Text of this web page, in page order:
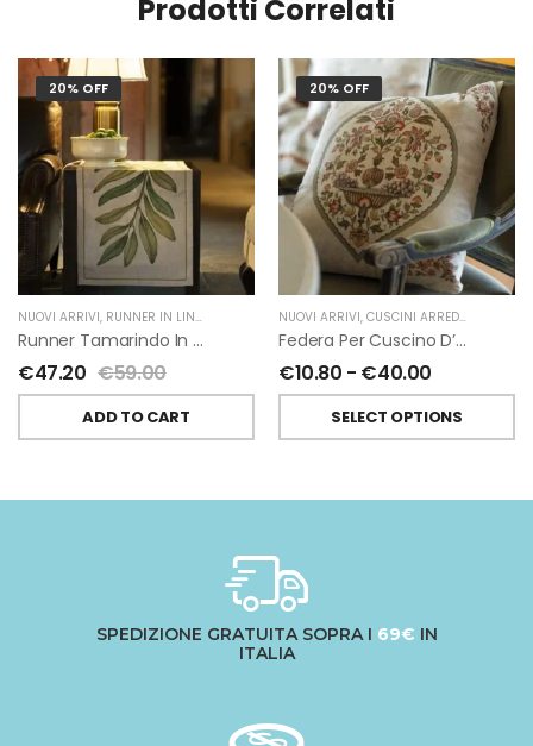
Prodotti Correlati
20% OFF
NUOVI ARRIVI, RUNNER IN LINO TESSITURA TOSCANA TELERIE
Runner Tamarindo In Lino Di Tessitura Toscana Telerie
€47.20 €59.00
ADD TO CART
20% OFF
NUOVI ARRIVI, CUSCINI ARREDO
Federa Per Cuscino D’arredo Mudra In Lino Di Tessitura Toscana Telerie
€10.80 - €40.00
SELECT OPTIONS
SPEDIZIONE GRATUITA SOPRA I 69€ IN
ITALIA